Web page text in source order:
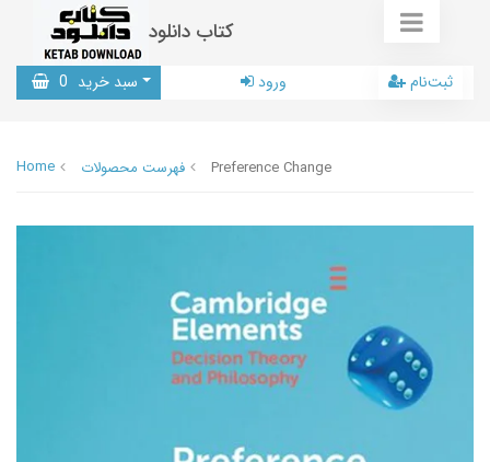
کتاب دانلود
سبد خرید 0 ورود ثبت‌نام
Home فهرست محصولات Preference Change